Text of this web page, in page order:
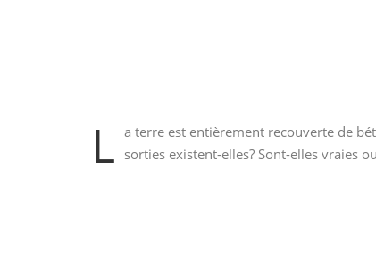
L a terre est entièrement recouverte de
sorties existent-elles? Sont-elles vraies